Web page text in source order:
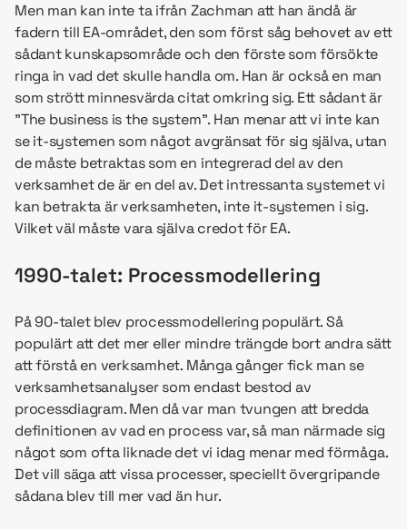
Men man kan inte ta ifrån Zachman att han ändå är
fadern till EA-området, den som först såg behovet av ett
sådant kunskapsområde och den förste som försökte
ringa in vad det skulle handla om. Han är också en man
som strött minnesvärda citat omkring sig. Ett sådant är
”The business is the system”. Han menar att vi inte kan
se it-systemen som något avgränsat för sig själva, utan
de måste betraktas som en integrerad del av den
verksamhet de är en del av. Det intressanta systemet vi
kan betrakta är verksamheten, inte it-systemen i sig.
Vilket väl måste vara själva credot för EA.
1990-talet: Processmodellering
På 90-talet blev processmodellering populärt. Så
populärt att det mer eller mindre trängde bort andra sätt
att förstå en verksamhet. Många gånger fick man se
verksamhetsanalyser som endast bestod av
processdiagram. Men då var man tvungen att bredda
definitionen av vad en process var, så man närmade sig
något som ofta liknade det vi idag menar med förmåga.
Det vill säga att vissa processer, speciellt övergripande
sådana blev till mer vad än hur.